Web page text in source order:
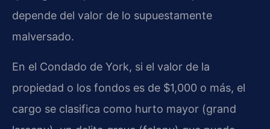
depende del valor de lo supuestamente
malversado.
En el Condado de York, si el valor de la
propiedad o los fondos es de $1,000 o más, el
cargo se clasifica como hurto mayor (grand